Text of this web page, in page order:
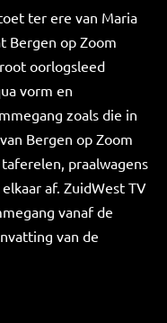
ter ere van Maria
Bergen op Zoom
oorlogsleed
vorm en
zoals die in
Bergen op Zoom
praalwagens
af. ZuidWest TV
vanaf de
van de